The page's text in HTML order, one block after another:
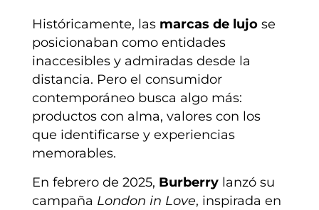
Históricamente, las marcas de lujose
posicionaban como entidades
inaccesibles y admiradas desde la
distancia. Pero el consumidor
contemporáneo busca algo más:
productos con alma, valores con los
que identificarse y experiencias
memorables.
En febrero de 2025, Burberrylanzó su
campaña London in Love, inspirada en